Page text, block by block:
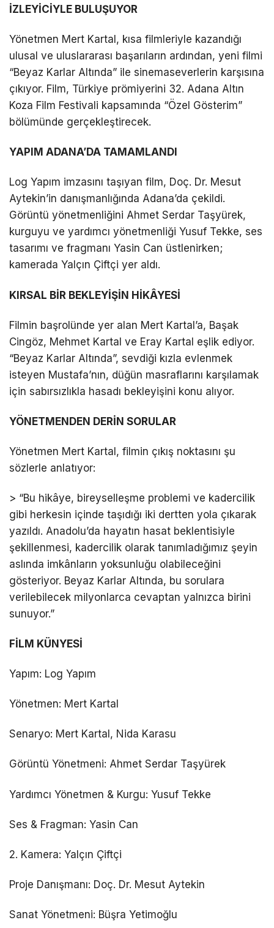
İZLEYİCİYLE BULUŞUYOR
Yönetmen Mert Kartal, kısa filmleriyle kazandığı
ulusal ve uluslararası başarıların ardından, yeni filmi
“Beyaz Karlar Altında” ile sinemaseverlerin karşısına
çıkıyor. Film, Türkiye prömiyerini 32. Adana Altın
Koza Film Festivali kapsamında “Özel Gösterim”
bölümünde gerçekleştirecek.
YAPIM ADANA’DA TAMAMLANDI
Log Yapım imzasını taşıyan film, Doç. Dr. Mesut
Aytekin’in danışmanlığında Adana’da çekildi.
Görüntü yönetmenliğini Ahmet Serdar Taşyürek,
kurguyu ve yardımcı yönetmenliği Yusuf Tekke, ses
tasarımı ve fragmanı Yasin Can üstlenirken;
kamerada Yalçın Çiftçi yer aldı.
KIRSAL BİR BEKLEYİŞİN HİKÂYESİ
Filmin başrolünde yer alan Mert Kartal’a, Başak
Cingöz, Mehmet Kartal ve Eray Kartal eşlik ediyor.
“Beyaz Karlar Altında”, sevdiği kızla evlenmek
isteyen Mustafa’nın, düğün masraflarını karşılamak
için sabırsızlıkla hasadı bekleyişini konu alıyor.
YÖNETMENDEN DERİN SORULAR
Yönetmen Mert Kartal, filmin çıkış noktasını şu
sözlerle anlatıyor:
> “Bu hikâye, bireyselleşme problemi ve kadercilik
gibi herkesin içinde taşıdığı iki dertten yola çıkarak
yazıldı. Anadolu’da hayatın hasat beklentisiyle
şekillenmesi, kadercilik olarak tanımladığımız şeyin
aslında imkânların yoksunluğu olabileceğini
gösteriyor. Beyaz Karlar Altında, bu sorulara
verilebilecek milyonlarca cevaptan yalnızca birini
sunuyor.”
FİLM KÜNYESİ
Yapım: Log Yapım
Yönetmen: Mert Kartal
Senaryo: Mert Kartal, Nida Karasu
Görüntü Yönetmeni: Ahmet Serdar Taşyürek
Yardımcı Yönetmen & Kurgu: Yusuf Tekke
Ses & Fragman: Yasin Can
2. Kamera: Yalçın Çiftçi
Proje Danışmanı: Doç. Dr. Mesut Aytekin
Sanat Yönetmeni: Büşra Yetimoğlu